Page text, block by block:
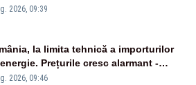
energetice?
2026, 09:39
la limita tehnică a importurilor
Prețurile cresc alarmant -
Realitatea Plus
2026, 09:46